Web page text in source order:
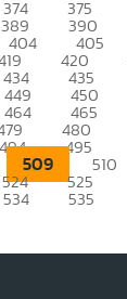
374 375
389 390
404 405
420
434 435
449 450
464 465
480
494 495
509 510
524 525
534 535